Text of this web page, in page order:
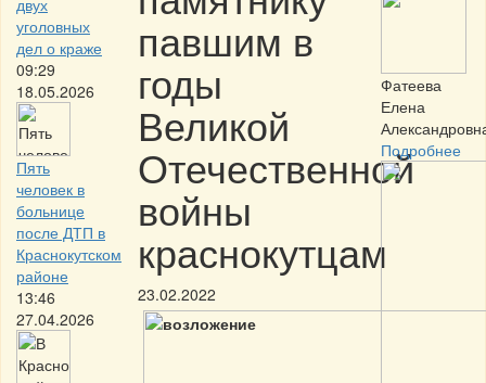
двух
уголовных
дел о краже
09:29
18.05.2026
Пять
человек в
больнице
после ДТП в
Краснокутском
районе
13:46
27.04.2026
павшим в
годы
Великой
Отечественной
войны
краснокутцам
23.02.2022
Фатеева
Елена
Подробнее